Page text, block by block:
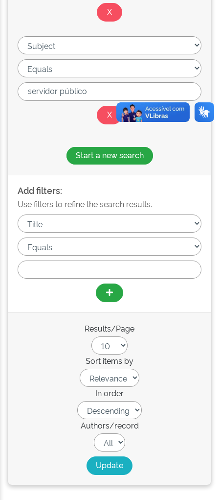
Start a new search
Add filters:
Use filters to refine the search results.
Results/Page
Sort items by
In order
Authors/record